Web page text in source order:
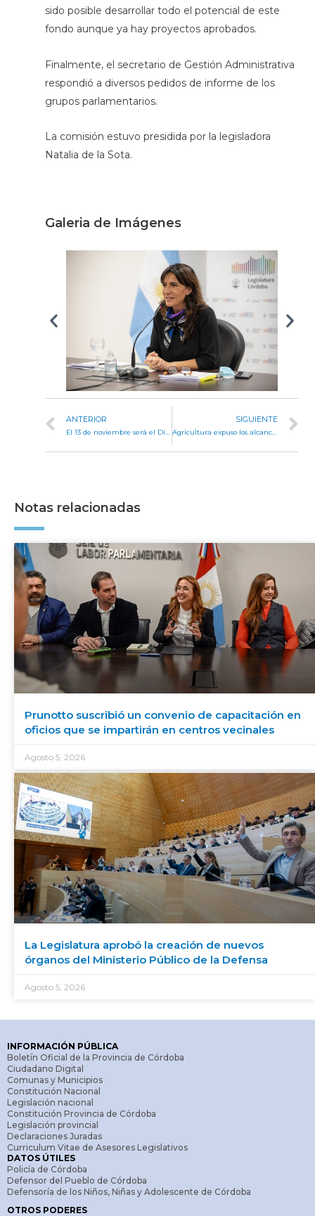
sido posible desarrollar todo el potencial de este
fondo aunque ya hay proyectos aprobados.
Finalmente, el secretario de Gestión Administrativa
respondió a diversos pedidos de informe de los
grupos parlamentarios.
La comisión estuvo presidida por la legisladora
Natalia de la Sota.
Galeria de Imágenes
ANTERIOR
El 13 de noviembre será el Día de Lucha contra el Grooming
SIGUIENTE
Agricultura expuso los alcances de la Emergencia Agropecuaria
Notas relacionadas
Prunotto suscribió un convenio de capacitación en
oficios que se impartirán en centros vecinales
Agosto 5, 2026
La Legislatura aprobó la creación de nuevos
órganos del Ministerio Público de la Defensa
Agosto 5, 2026
INFORMACIÓN PÚBLICA
Boletín Oficial de la Provincia de Córdoba
Ciudadano Digital
Comunas y Municipios
Constitución Nacional
Legislación nacional
Constitución Provincia de Córdoba
Legislación provincial
Declaraciones Juradas
Curriculum Vitae de Asesores Legislativos
DATOS ÚTILES
Policía de Córdoba
Defensor del Pueblo de Córdoba
Defensoría de los Niños, Niñas y Adolescente de Córdoba
OTROS PODERES